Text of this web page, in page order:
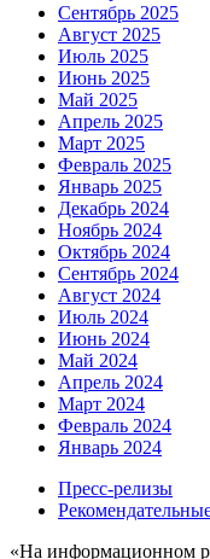
Сентябрь 2025
Август 2025
Июль 2025
Июнь 2025
Май 2025
Апрель 2025
Март 2025
Февраль 2025
Январь 2025
Декабрь 2024
Ноябрь 2024
Октябрь 2024
Сентябрь 2024
Август 2024
Июль 2024
Июнь 2024
Май 2024
Апрель 2024
Март 2024
Февраль 2024
Январь 2024
Пресс-релизы
«На информационном